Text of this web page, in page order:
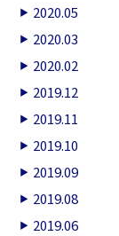
2020.05
2020.03
2020.02
2019.12
2019.11
2019.10
2019.09
2019.08
2019.06